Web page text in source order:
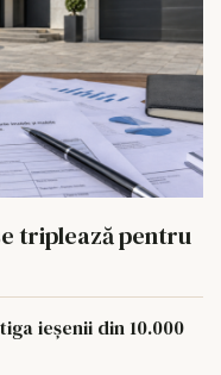
triplează pentru
ieșenii din 10.000